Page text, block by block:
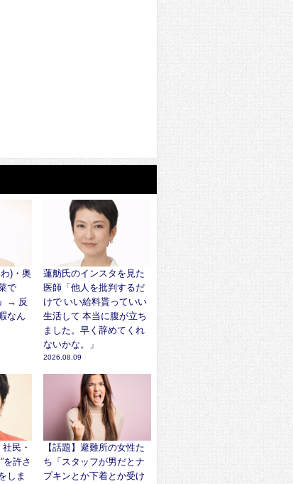
)・奥
で
→ 反
なん
蓮舫氏のインスタを見た
医師「他人を批判するだ
けで いい給料貰っていい
生活して 本当に腹が立ち
ました。早く辞めてくれ
ないかな。」
2026.08.09
民・
を許さ
しま
【話題】避難所の女性た
ち「スタッフが男だとナ
プキンとか下着とか受け